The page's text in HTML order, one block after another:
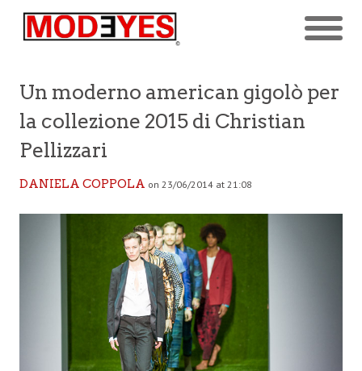
Un moderno american gigolò per
la collezione 2015 di Christian
Pellizzari
DANIELA COPPOLA on 23/06/2014 at 21:08